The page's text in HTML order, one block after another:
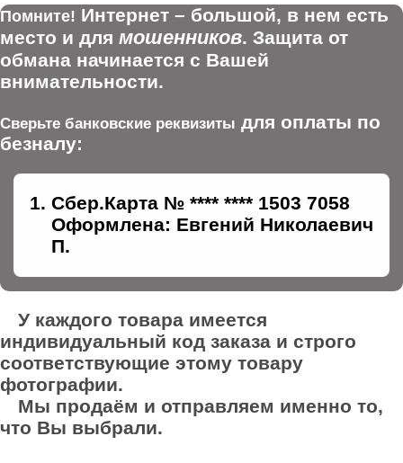
Помните! Интернет – большой, в нем есть
место и для мошенников. Защита от
обмана начинается с Вашей
внимательности.
Сверьте банковские реквизиты для оплаты по
безналу:
Сбер.Карта № **** **** 1503 7058
Оформлена: Евгений Николаевич
П.
У каждого товара имеется
индивидуальный код заказа и строго
соответствующие этому товару
фотографии.
Мы продаём и отправляем именно то,
что Вы выбрали.